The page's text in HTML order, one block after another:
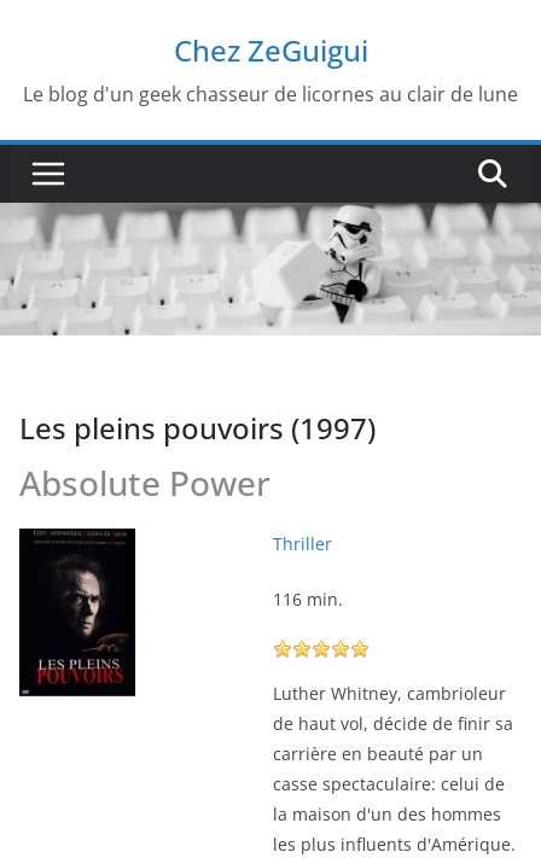
contenu
Chez ZeGuigui
Le blog d'un geek chasseur de licornes au clair de lune
Les pleins pouvoirs (1997)
Absolute Power
Thriller
116 min.
Luther Whitney, cambrioleur
de haut vol, décide de finir sa
carrière en beauté par un
casse spectaculaire: celui de
la maison d'un des hommes
les plus influents d'Amérique.